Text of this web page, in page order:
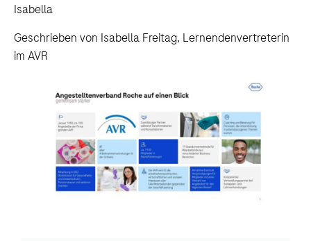
Isabella
Geschrieben von Isabella Freitag, Lernendenvertreterin
im AVR